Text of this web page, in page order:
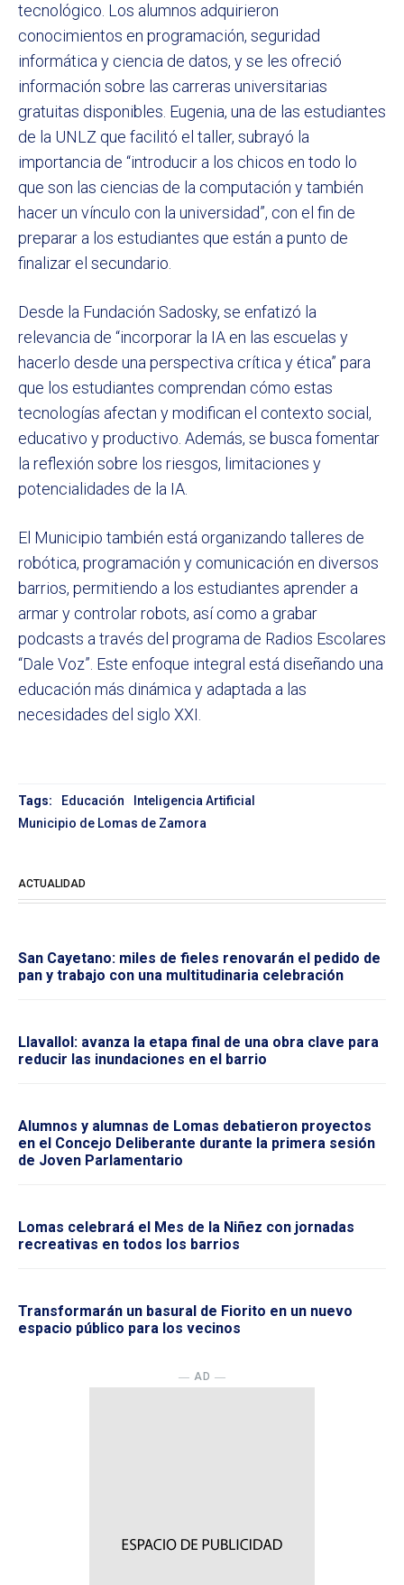
tecnológico. Los alumnos adquirieron
conocimientos en programación, seguridad
informática y ciencia de datos, y se les ofreció
información sobre las carreras universitarias
gratuitas disponibles. Eugenia, una de las estudiantes
de la UNLZ que facilitó el taller, subrayó la
importancia de “introducir a los chicos en todo lo
que son las ciencias de la computación y también
hacer un vínculo con la universidad”, con el fin de
preparar a los estudiantes que están a punto de
finalizar el secundario.
Desde la Fundación Sadosky, se enfatizó la
relevancia de “incorporar la IA en las escuelas y
hacerlo desde una perspectiva crítica y ética” para
que los estudiantes comprendan cómo estas
tecnologías afectan y modifican el contexto social,
educativo y productivo. Además, se busca fomentar
la reflexión sobre los riesgos, limitaciones y
potencialidades de la IA.
El Municipio también está organizando talleres de
robótica, programación y comunicación en diversos
barrios, permitiendo a los estudiantes aprender a
armar y controlar robots, así como a grabar
podcasts a través del programa de Radios Escolares
“Dale Voz”. Este enfoque integral está diseñando una
educación más dinámica y adaptada a las
necesidades del siglo XXI.
Tags: Educación
Inteligencia Artificial
Municipio de Lomas de Zamora
ACTUALIDAD
San Cayetano: miles de fieles renovarán el pedido de
pan y trabajo con una multitudinaria celebración
Llavallol: avanza la etapa final de una obra clave para
reducir las inundaciones en el barrio
Alumnos y alumnas de Lomas debatieron proyectos
en el Concejo Deliberante durante la primera sesión
de Joven Parlamentario
Lomas celebrará el Mes de la Niñez con jornadas
recreativas en todos los barrios
Transformarán un basural de Fiorito en un nuevo
espacio público para los vecinos
― AD ―